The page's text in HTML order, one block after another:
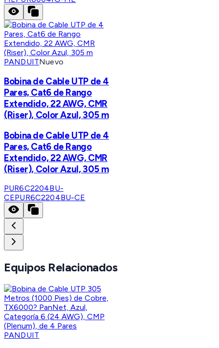
PANDUITNuevo
Bobina de Cable UTP de 4
Pares, Cat6 de Rango
Extendido, 22 AWG, CMR
(Riser), Color Azul, 305 m
Bobina de Cable UTP de 4
Pares, Cat6 de Rango
Extendido, 22 AWG, CMR
(Riser), Color Azul, 305 m
PUR6C2204BU-
CEPUR6C2204BU-CE
Equipos Relacionados
PANDUIT